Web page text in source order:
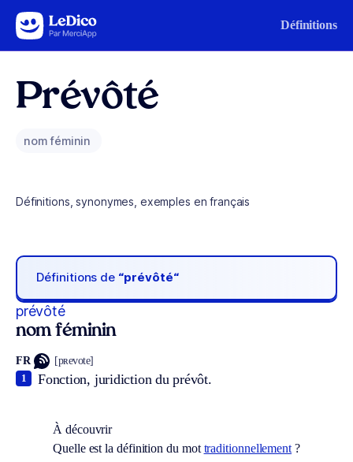
Aller au contenu Définitions
Prévôté
nom féminin
Définitions, synonymes, exemples en français
Définitions de “prévôté“
prévôté
nom féminin
FR [pʀevote]
Fonction, juridiction du prévôt.
1
À découvrir
Quelle est la définition du mot traditionnellement ?